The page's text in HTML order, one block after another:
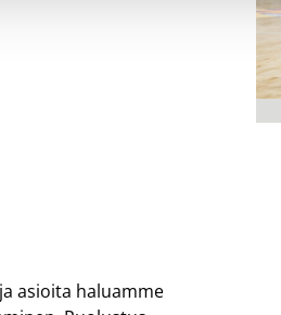
asioita haluamme